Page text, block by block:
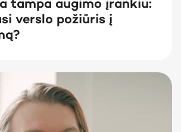
tampa augimo įrankiu:
verslo požiūris į